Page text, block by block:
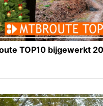
TOP10 bijgewerkt